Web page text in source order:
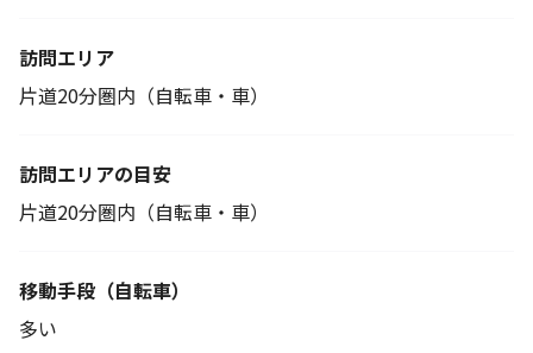
訪問エリア
片道20分圏内（自転車・車）
訪問エリアの目安
片道20分圏内（自転車・車）
移動手段 （自転車）
多い